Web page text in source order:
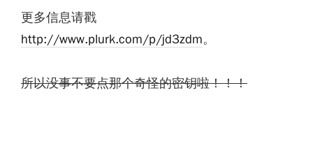
更多信息请戳
http://www.plurk.com/p/jd3zdm。
所以没事不要点那个奇怪的密钥啦！！！